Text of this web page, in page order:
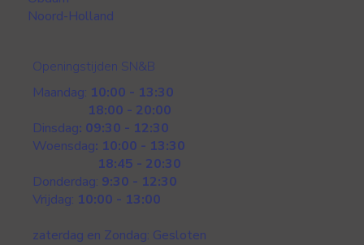
Noord-Holland
Openingstijden SN&B
Maandag: 10:00 - 13:30
18:00 - 20:00
Dinsdag: 09:30 - 12:30
Woensdag: 10:00 - 13:30
18:45 - 20:30
Donderdag: 9:30 - 12:30
Vrijdag: 10:00 - 13:00
zaterdag en Zondag: Gesloten